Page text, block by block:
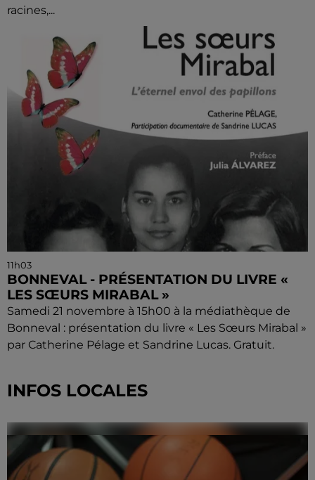
racines,...
11h03
BONNEVAL - PRÉSENTATION DU LIVRE «
LES SŒURS MIRABAL »
Samedi 21 novembre à 15h00 à la médiathèque de
Bonneval : présentation du livre « Les Sœurs Mirabal »
par Catherine Pélage et Sandrine Lucas. Gratuit.
INFOS LOCALES